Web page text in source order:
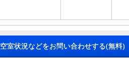
空室状況などをお問い合わせする(無料)